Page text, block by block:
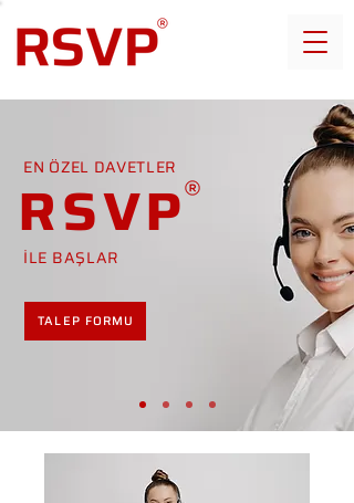
EN ÖZEL DAVETLER
RSVP
İLE BAŞLAR
TALEP FORMU